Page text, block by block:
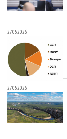
27.05.2026
27.05.2026